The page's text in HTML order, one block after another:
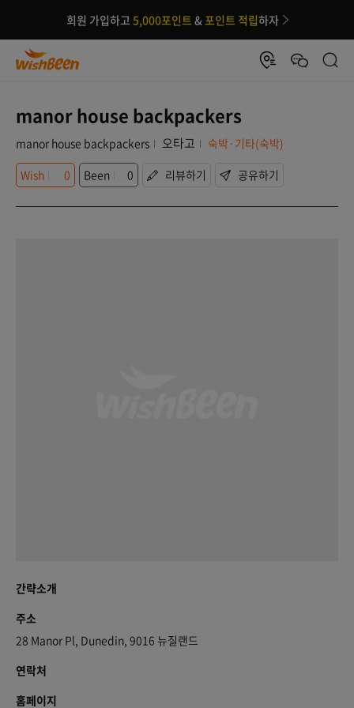
회원 가입하고 5,000포인트 &포인트 적립하자
manor house backpackers
manor house backpackers 오타고
숙박·기타(숙박)
Wish
0 Been 0 리뷰하기 공유하기
간략소개
주소
28 Manor Pl, Dunedin, 9016 뉴질랜드
연락처
홈페이지